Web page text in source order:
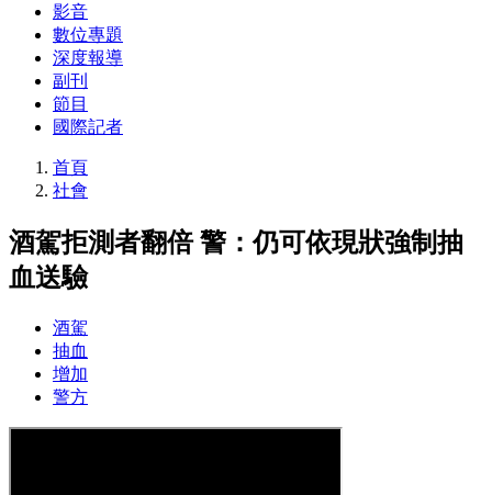
影音
數位專題
深度報導
副刊
節目
國際記者
首頁
社會
酒駕拒測者翻倍 警：仍可依現狀強制抽
血送驗
酒駕
抽血
增加
警方